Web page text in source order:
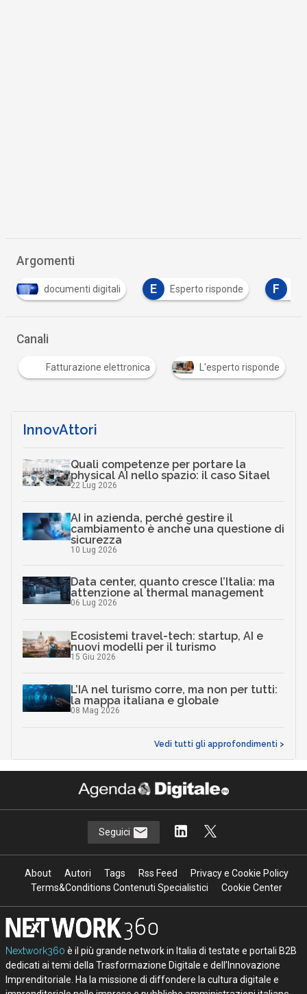
Argomenti
E Esperto risponde F fattura elettronica
Canali
Fatturazione elettronica L'esperto risponde
InnovAttori
Quali competenze per portare la
physical AI nello spazio: il caso Sitael
22 Lug 2026
AI in azienda, perché gestire il
cambiamento è anche una questione di
sicurezza
10 Lug 2026
Data center, quanto cresce l’Italia: ma
attenzione al thermal management
06 Lug 2026
Ecosistemi travel-tech: startup, AI e
nuovi modelli per il turismo
15 Giu 2026
L’IA nel turismo corre, ma non per tutti:
la mappa italiana e globale
08 Mag 2026
Vedi tutti gli approfondimenti >
Seguici
About Autori Tags Rss Feed
Privacy e Cookie Policy
Terms&Conditions Contenuti Specialistici
Cookie Center
Nextwork360 è il più grande network in Italia di testate e portali B2B
dedicati ai temi della Trasformazione Digitale e dell’Innovazione
Imprenditoriale. Ha la missione di diffondere la cultura digitale e